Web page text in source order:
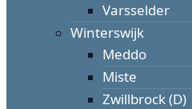
Varsselder
Winterswijk
Meddo
Miste
Zwillbrock (D)